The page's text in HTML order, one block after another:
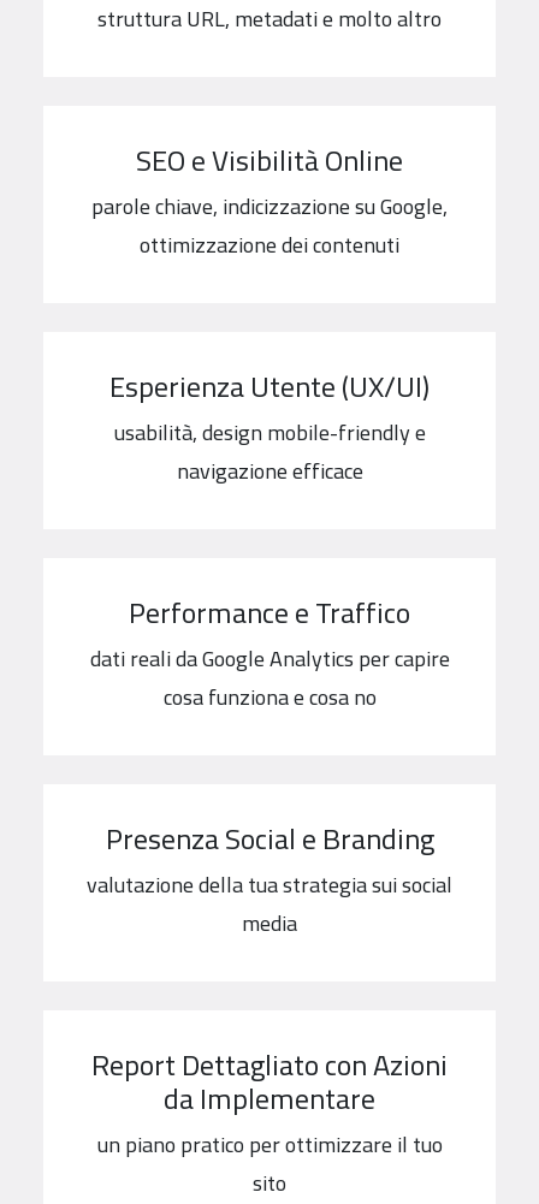
struttura URL, metadati e molto altro
SEO e Visibilità Online
parole chiave, indicizzazione su Google,
ottimizzazione dei contenuti
Esperienza Utente (UX/UI)
usabilità, design mobile-friendly e
navigazione efficace
Performance e Traffico
dati reali da Google Analytics per capire
cosa funziona e cosa no
Presenza Social e Branding
valutazione della tua strategia sui social
media
Report Dettagliato con Azioni
da Implementare
un piano pratico per ottimizzare il tuo
sito